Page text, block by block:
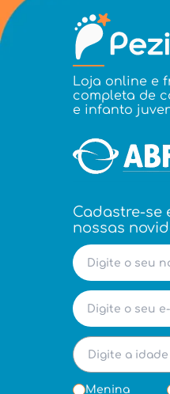
Loja online e
completa de
e infanto
Cadastre-se
nossas
Menina